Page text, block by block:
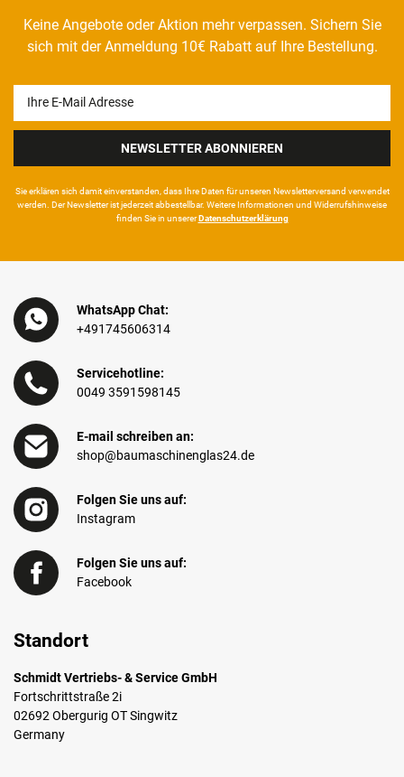
Keine Angebote oder Aktion mehr verpassen. Sichern Sie
sich mit der Anmeldung 10€ Rabatt auf Ihre Bestellung.
Honig
NEWSLETTER ABONNIEREN
Sie erklären sich damit ein­ver­standen, dass Ihre Da­ten für unseren News­letter­versand ver­wen­det
werden. Der News­letter ist jeder­zeit ab­bestel­lbar. Weitere Infor­mationen und Wider­rufshin­weise
finden Sie in unsererDaten­schutz­erklärung
WhatsApp Chat:
+491745606314
Servicehotline:
0049 3591598145
E-mail schreiben an:
shop@baumaschinenglas24.de
Folgen Sie uns auf:
Instagram
Folgen Sie uns auf:
Facebook
Standort
Schmidt Vertriebs- & Service GmbH
Fortschrittstraße 2i
02692 Obergurig OT Singwitz
Germany